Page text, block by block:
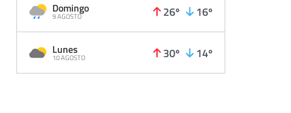
Domingo
9 AGOSTO 26º 16º
Lunes
10 AGOSTO 30º 14º